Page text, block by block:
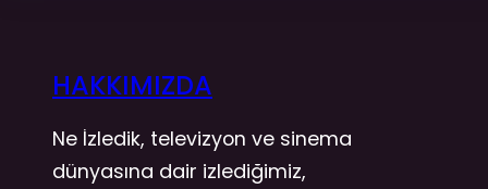
HAKKIMIZDA
Ne İzledik, televizyon ve sinema
dünyasına dair izlediğimiz,